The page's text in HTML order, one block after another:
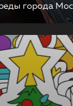
города